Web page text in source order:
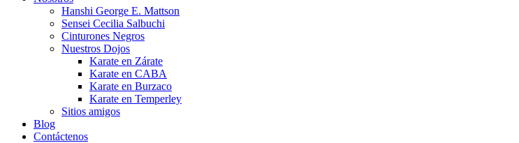
Hanshi George E. Mattson
Sensei Cecilia Salbuchi
Cinturones Negros
Nuestros Dojos
Karate en Zárate
Karate en CABA
Karate en Burzaco
Karate en Temperley
Sitios amigos
Blog
Contáctenos